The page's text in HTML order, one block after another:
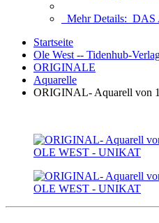
Mehr Details: DAS
Startseite
Ole West -- Tidenhub-
ORIGINALE
Aquarelle
ORIGINAL- Aquarell von